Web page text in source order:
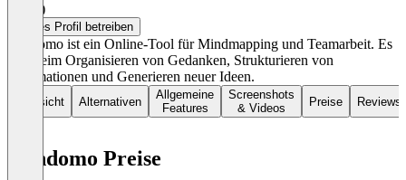
(4)
Dieses Profil betreiben
Mindomo ist ein Online-Tool für Mindmapping und Teamarbeit. Es
hilft beim Organisieren von Gedanken, Strukturieren von
Informationen und Generieren neuer Ideen.
Übersicht Alternativen
Allgemeine
Features
Screenshots
& Videos
Preise Reviews
Mindomo Preise